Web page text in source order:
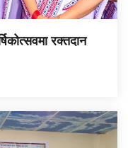
रक्तदान